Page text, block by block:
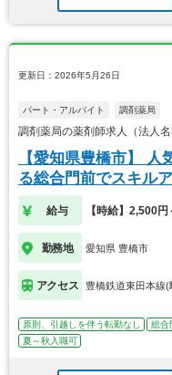
更新日：2026年5月26日
パート・アルバイト 調剤薬局
調剤薬局の薬剤師求人（法人
【愛知県豊橋市】
る総合門前でスキル
給与 【時給】2,500
勤務地 愛知県 豊橋市
アクセス 豊橋鉄道東田本線
原則、引越しを伴う転勤なし 総合
夏～秋入職可